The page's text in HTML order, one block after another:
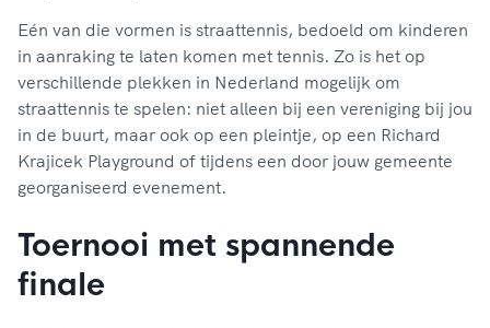
Eén van die vormen is straattennis, bedoeld om kinderen
in aanraking te laten komen met tennis. Zo is het op
verschillende plekken in Nederland mogelijk om
straattennis te spelen: niet alleen bij een vereniging bij jou
in de buurt, maar ook op een pleintje, op een Richard
Krajicek Playground of tijdens een door jouw gemeente
georganiseerd evenement.
Toernooi met spannende
finale